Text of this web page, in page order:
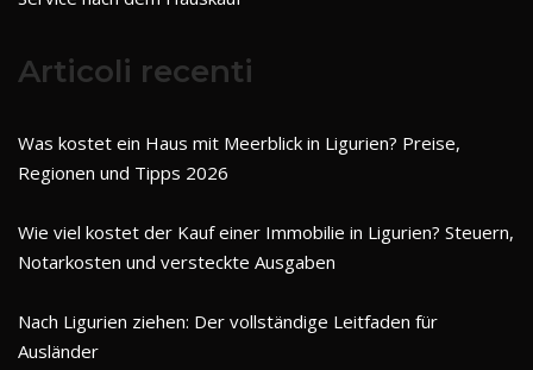
Articoli recenti
Was kostet ein Haus mit Meerblick in Ligurien? Preise,
Regionen und Tipps 2026
Wie viel kostet der Kauf einer Immobilie in Ligurien? Steuern,
Notarkosten und versteckte Ausgaben
Nach Ligurien ziehen: Der vollständige Leitfaden für
Ausländer